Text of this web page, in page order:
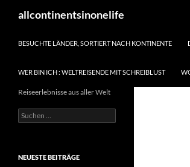
Inhaltallcontinentsinonelife
BESUCHTE LÄNDER, SORTIERT NACH KONTINENTE
WER BIN ICH : WELTREISENDE MIT SCHREIBLUST
Reiseerlebnisse aus aller Welt
Suchen
nach:
NEUESTE BEITRÄGE